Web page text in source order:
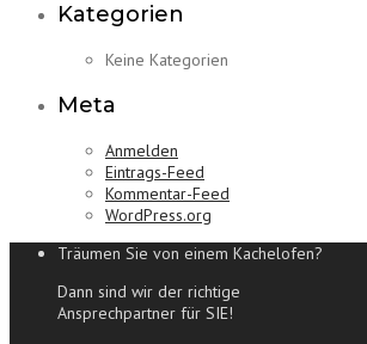
Kategorien
Keine Kategorien
Meta
Anmelden
Eintrags-Feed
Kommentar-Feed
WordPress.org
Träumen Sie von einem Kachelofen?
Dann sind wir der richtige
Ansprechpartner für SIE!